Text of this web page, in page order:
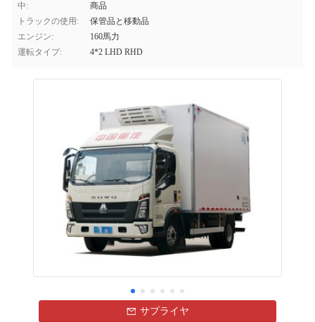
中:
商品
トラックの使用:
保管品と移動品
エンジン:
160馬力
運転タイプ:
4*2 LHD RHD
サプライヤ